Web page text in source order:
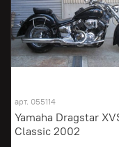
арт. 055114
Yamaha Dragstar
Classic 2002